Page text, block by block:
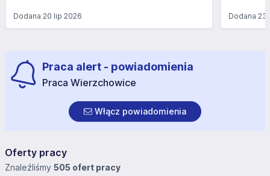
Dodana 20 lip 2026 Dodana23
Praca alert - powiadomienia
Praca Wierzchowice
Włącz powiadomienia
Oferty pracy
Znaleźliśmy 505 ofert pracy